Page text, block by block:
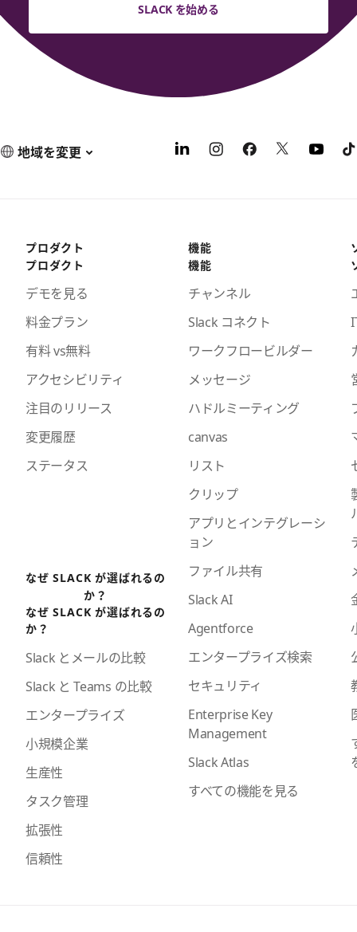
SLACK を始める
地域を変更
プロダクト
プロダクト
デモを見る
料金プラン
有料 vs無料
アクセシビリティ
注目のリリース
変更履歴
ステータス
なぜ SLACK が選ばれるの
か？
なぜ SLACK が選ばれるの
か？
Slack とメールの比較
Slack と Teams の比較
エンタープライズ
小規模企業
生産性
タスク管理
拡張性
信頼性
機能
機能
チャンネル
Slack コネクト
ワークフロービルダー
メッセージ
ハドルミーティング
canvas
リスト
クリップ
アプリとインテグレーシ
ョン
ファイル共有
Slack AI
Agentforce
エンタープライズ検索
セキュリティ
Enterprise Key
Management
Slack Atlas
すべての機能を見る